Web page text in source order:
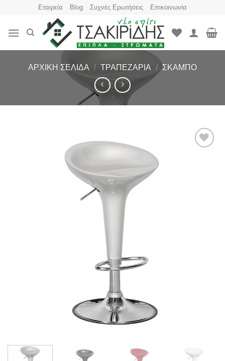
content
Εταιρεία Blog Συχνές Ερωτήσεις Επικοινωνία
ΑΡΧΙΚΉ ΣΕΛΊΔΑ / ΤΡΑΠΕΖΑΡΊΑ / ΣΚΑΜΠΌ